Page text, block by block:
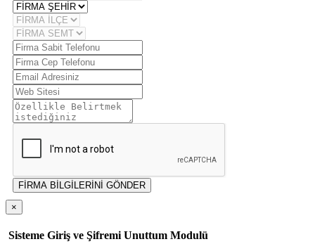
FİRMA BİLGİLERİNİ GÖNDER
×
Sisteme Giriş ve Şifremi Unuttum Modulü